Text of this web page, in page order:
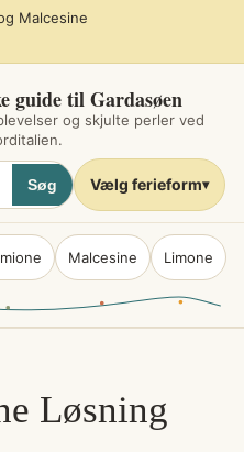
guide til Gardasøen
og skjulte perler ved
Søg Vælg ferieform▾
Malcesine Limone
Løsning